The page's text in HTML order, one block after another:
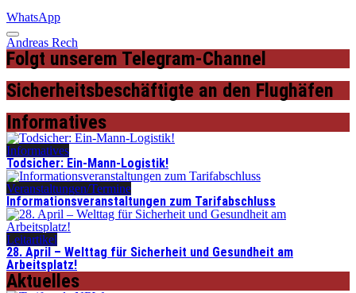
WhatsApp
Andreas Rech
Folgt unserem Telegram-Channel
Sicherheitsbeschäftigte an den Flughäfen
Informatives
Informatives
Todsicher: Ein-Mann-Logistik!
Veranstaltungen/Termine
Informationsveranstaltungen zum Tarifabschluss
Leitartikel
28. April – Welttag für Sicherheit und Gesundheit am
Arbeitsplatz!
Aktuelles